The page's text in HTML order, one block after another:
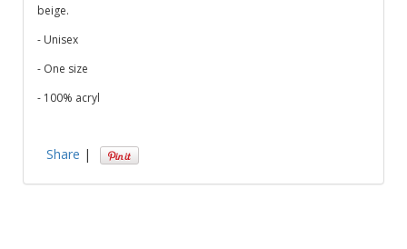
beige.
- Unisex
- One size
- 100% acryl
Share |